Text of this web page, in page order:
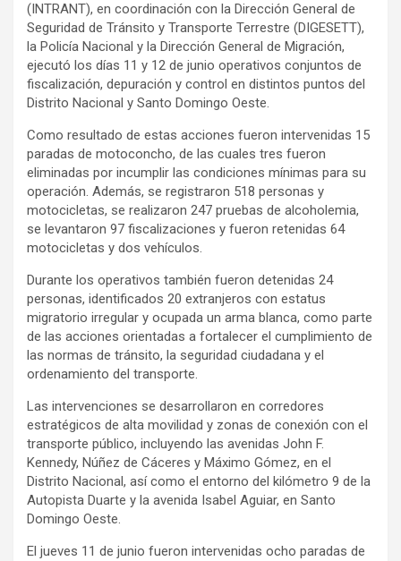
(INTRANT), en coordinación con la Dirección General de
Seguridad de Tránsito y Transporte Terrestre (DIGESETT),
la Policía Nacional y la Dirección General de Migración,
ejecutó los días 11 y 12 de junio operativos conjuntos de
fiscalización, depuración y control en distintos puntos del
Distrito Nacional y Santo Domingo Oeste.
Como resultado de estas acciones fueron intervenidas 15
paradas de motoconcho, de las cuales tres fueron
eliminadas por incumplir las condiciones mínimas para su
operación. Además, se registraron 518 personas y
motocicletas, se realizaron 247 pruebas de alcoholemia,
se levantaron 97 fiscalizaciones y fueron retenidas 64
motocicletas y dos vehículos.
Durante los operativos también fueron detenidas 24
personas, identificados 20 extranjeros con estatus
migratorio irregular y ocupada un arma blanca, como parte
de las acciones orientadas a fortalecer el cumplimiento de
las normas de tránsito, la seguridad ciudadana y el
ordenamiento del transporte.
Las intervenciones se desarrollaron en corredores
estratégicos de alta movilidad y zonas de conexión con el
transporte público, incluyendo las avenidas John F.
Kennedy, Núñez de Cáceres y Máximo Gómez, en el
Distrito Nacional, así como el entorno del kilómetro 9 de la
Autopista Duarte y la avenida Isabel Aguiar, en Santo
Domingo Oeste.
El jueves 11 de junio fueron intervenidas ocho paradas de